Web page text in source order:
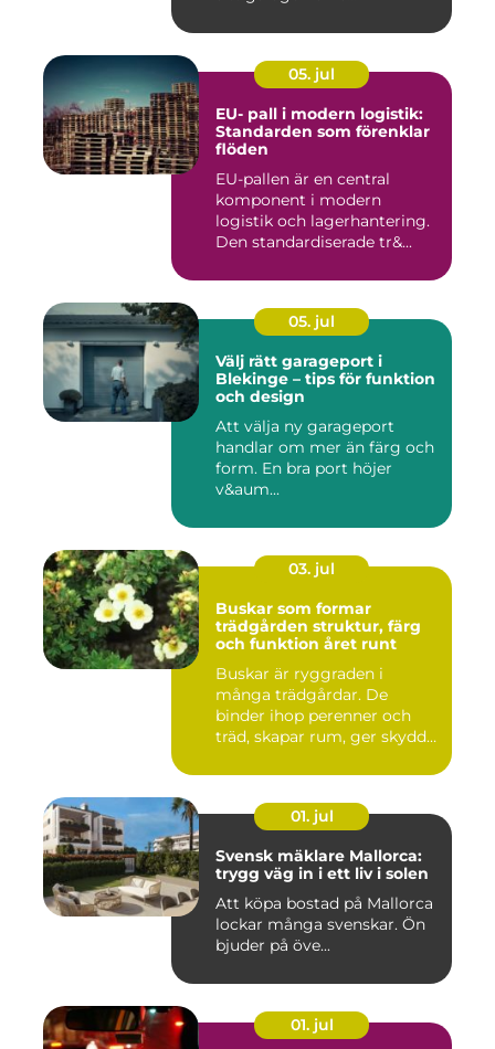
05. jul
EU- pall i modern logistik:
Standarden som förenklar
flöden
EU-pallen är en central
komponent i modern
logistik och lagerhantering.
Den standardiserade tr&...
05. jul
Välj rätt garageport i
Blekinge – tips för funktion
och design
Att välja ny garageport
handlar om mer än färg och
form. En bra port höjer
v&aum...
03. jul
Buskar som formar
trädgården struktur, färg
och funktion året runt
Buskar är ryggraden i
många trädgårdar. De
binder ihop perenner och
träd, skapar rum, ger skydd
01. jul
Svensk mäklare Mallorca:
trygg väg in i ett liv i solen
Att köpa bostad på Mallorca
lockar många svenskar. Ön
bjuder på öve...
01. jul